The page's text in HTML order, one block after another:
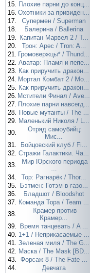
15. Плохие парни до конц...
16. Охотники за привиден...
17.
Супермен / Superman
18.
Балерина / Ballerina
19. Капитан Марвел 2 / T...
20.
Трон: Арес / Tron: A...
21. Громовержцы* / Thund...
22. Аватар: Пламя и пепе...
23. Как приручить дракон...
24. Мортал Комбат 2 / Mo...
25. Как приручить дракон...
26. Мстители Финал / Ave...
27. Плохие парни навсегд...
28. Новые мутанты / The ...
29. Маленький Николя / L...
30.
Отряд самоубийц:
Мис...
31.
Бойцовский клуб / Fi...
32. Стражи Галактики. Ча...
33.
Мир Юрского периода
...
34.
Тор: Рагнарёк / Thor...
35.
Бэтмен: Готэм в газо...
36.
Бладшот / Bloodshot
37. Команда Тора / Team ...
38.
Крамер против
Крамер...
39.
Время танцевать / A ...
40. 1+1 / Неприкасаемые ...
41. Зеленая миля / The G...
42. Маска / The Mask [BD...
43. Форсаж 8 / The Fate ...
44.
Девчата